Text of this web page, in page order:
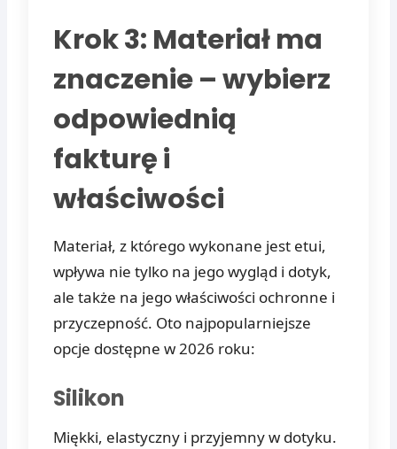
Krok 3: Materiał ma
znaczenie – wybierz
odpowiednią
fakturę i
właściwości
Materiał, z którego wykonane jest etui,
wpływa nie tylko na jego wygląd i dotyk,
ale także na jego właściwości ochronne i
przyczepność. Oto najpopularniejsze
opcje dostępne w 2026 roku:
Silikon
Miękki, elastyczny i przyjemny w dotyku.